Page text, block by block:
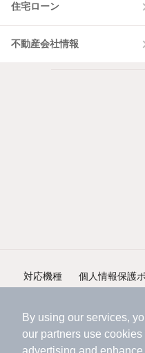
By using our services,
our partners use cookies
住宅ローン
不動産会社情報
対応機種 個人情報保護